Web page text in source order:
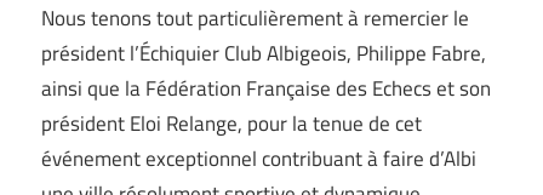
Nous tenons tout particulièrement à remercier le
président l’Échiquier Club Albigeois, Philippe Fabre,
ainsi que la Fédération Française des Echecs et son
président Eloi Relange, pour la tenue de cet
événement exceptionnel contribuant à faire d’Albi